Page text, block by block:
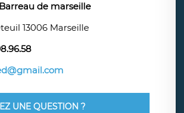
de marseille
13006 Marseille
UNE QUESTION ?